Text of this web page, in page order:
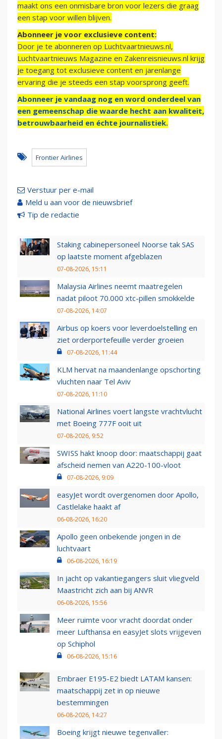
maakt ons een onmisbare bron voor lezers die graag
een stap voor willen blijven.
Abonneer je voor exclusieve content:
Door je te abonneren op Luchtvaartnieuws.nl,
Luchtvaartnieuws Magazine en Zakenreisnieuws.nl krijg
je toegang tot exclusieve content en jarenlange
ervaring die je steeds een stap voorsprong geeft.
Abonneer je vandaag nog en word onderdeel van
een gemeenschap die waarde hecht aan kwaliteit,
betrouwbaarheid en échte journalistiek.
Frontier Airlines
Verstuur per e-mail
Meld u aan voor de nieuwsbrief
Tip de redactie
Staking cabinepersoneel Noorse tak SAS
op laatste moment afgeblazen
07-08-2026, 15:11
Malaysia Airlines neemt maatregelen
nadat piloot 70.000 xtc-pillen smokkelde
07-08-2026, 14:07
Airbus op koers voor leverdoelstelling en
ziet orderportefeuille verder groeien
07-08-2026, 11:44
KLM hervat na maandenlange opschorting
vluchten naar Tel Aviv
07-08-2026, 11:10
National Airlines voert langste vrachtvlucht
met Boeing 777F ooit uit
07-08-2026, 9:52
SWISS hakt knoop door: maatschappij gaat
afscheid nemen van A220-100-vloot
07-08-2026, 9:09
easyJet wordt overgenomen door Apollo,
Castlelake haakt af
06-08-2026, 16:20
Apollo geen onbekende jongen in de
luchtvaart
06-08-2026, 16:19
In jacht op vakantiegangers sluit vliegveld
Maastricht zich aan bij ANVR
06-08-2026, 15:56
Meer ruimte voor vracht doordat onder
meer Lufthansa en easyJet slots vrijgeven
op Schiphol
06-08-2026, 15:16
Embraer E195-E2 biedt LATAM kansen:
maatschappij zet in op nieuwe
bestemmingen
06-08-2026, 14:27
Boeing krijgt nieuwe tegenvaller: